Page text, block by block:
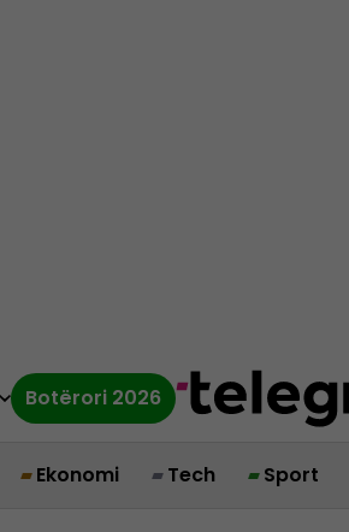
Botërori 2026
Ekonomi Tech Sport